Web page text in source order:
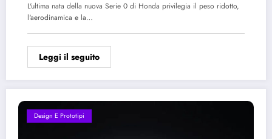
L'ultima nata della nuova Serie 0 di Honda privilegia il peso ridotto,
l'aerodinamica e la…
Leggi il seguito
Design E Prototipi